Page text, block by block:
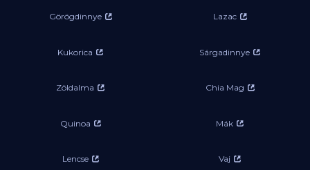
Görögdinnye Lazac
Kukorica Sárgadinnye
Zöldalma Chia Mag
Quinoa Mák
Lencse Vaj